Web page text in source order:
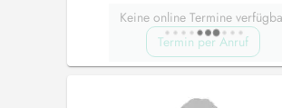
Keine online Termine
Termin per Anruf